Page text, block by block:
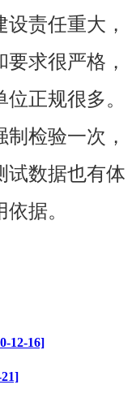
责任重大，
求很严格，
正规很多。
检验一次，
试数据也有体
据。
12-16]